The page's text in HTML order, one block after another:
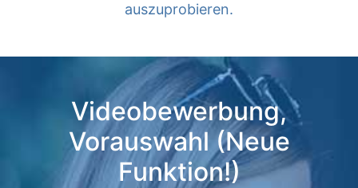
auszuprobieren.
Videobewerbung,
Vorauswahl (Neue
Funktion!)